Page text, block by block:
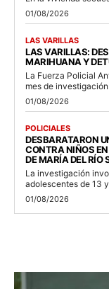
01/08/2026
LAS VARILLAS
LAS VARILLAS:
MARIHUANA Y
La Fuerza Policial
mes de
01/08/2026
POLICIALES
DESBARATARON
CONTRA NIÑOS
DE MARÍA DEL RÍO
La investigación
adolescentes de 13
01/08/2026